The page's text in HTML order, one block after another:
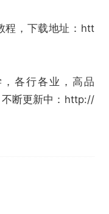
，下载地址： htt
各行各业，高品
断更新中： http://